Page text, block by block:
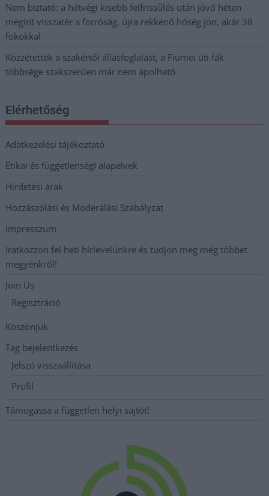
Nem biztató: a hétvégi kisebb felfrissülés után jövő héten
megint visszatér a forróság, újra rekkenő hőség jön, akár 38
fokokkal
Közzétették a szakértői állásfoglalást, a Fiumei úti fák
többsége szakszerűen már nem ápolható
Elérhetőség
Adatkezelési tájékoztató
Etikai és függetlenségi alapelvek
Hirdetési árak
Hozzászólási és Moderálási Szabályzat
Impresszum
Iratkozzon fel heti hírlevelünkre és tudjon meg még többet
megyénkről!
Join Us
Regisztráció
Köszönjük
Tag bejelentkezés
Jelszó visszaállítása
Profil
Támogassa a független helyi sajtót!